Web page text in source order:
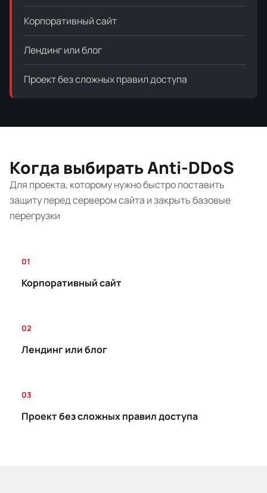
Корпоративный сайт
Лендинг или блог
Проект без сложных правил доступа
Когда выбирать Anti-DDoS
Для проекта, которому нужно быстро поставить
защиту перед сервером сайта и закрыть базовые
перегрузки
01
Корпоративный сайт
02
Лендинг или блог
03
Проект без сложных правил доступа